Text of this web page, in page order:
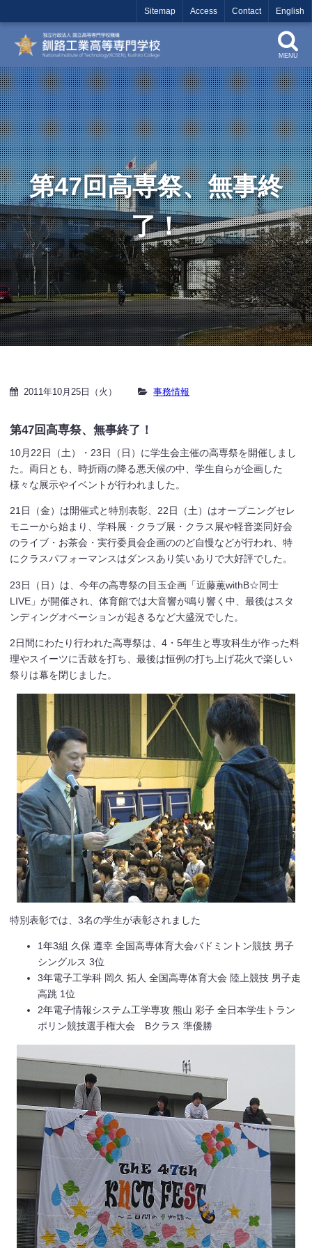
Sitemap Access Contact English
MENU
第47回高専祭、無事終
了！
2011年10月25日（火） 事務情報
第47回高専祭、無事終了！
10月22日（土）・23日（日）に学生会主催の高専祭を開催しまし
た。両日とも、時折雨の降る悪天候の中、学生自らが企画した
様々な展示やイベントが行われました。
21日（金）は開催式と特別表彰、22日（土）はオープニングセレ
モニーから始まり、学科展・クラブ展・クラス展や軽音楽同好会
のライブ・お茶会・実行委員会企画ののど自慢などが行われ、特
にクラスパフォーマンスはダンスあり笑いありで大好評でした。
23日（日）は、今年の高専祭の目玉企画「近藤薫withB☆同士
LIVE」が開催され、体育館では大音響が鳴り響く中、最後はスタ
ンディングオベーションが起きるなど大盛況でした。
2日間にわたり行われた高専祭は、4・5年生と専攻科生が作った料
理やスイーツに舌鼓を打ち、最後は恒例の打ち上げ花火で楽しい
祭りは幕を閉じました。
特別表彰では、3名の学生が表彰されました
1年3組 久保 遵幸 全国高専体育大会バドミントン競技 男子
シングルス 3位
3年電子工学科 岡久 拓人 全国高専体育大会 陸上競技 男子走
高跳 1位
2年電子情報システム工学専攻 熊山 彩子 全日本学生トラン
ポリン競技選手権大会 Bクラス 準優勝